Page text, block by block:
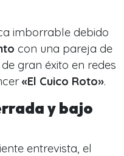
imborrable debido
con una pareja de
gran éxito en redes
«El Cuico Roto».
y bajo
entrevista, el